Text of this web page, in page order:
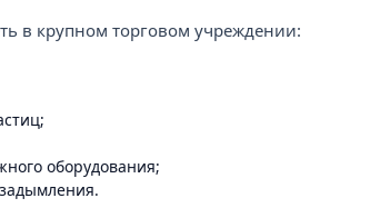
в крупном торговом учреждении:
оборудования;